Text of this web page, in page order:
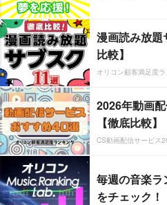
漫画読み放
比較】
オリコン顧客満足度
2026年動画
【徹底比較】
CS動画配信サービス
毎週の音楽ラ
をチェック！